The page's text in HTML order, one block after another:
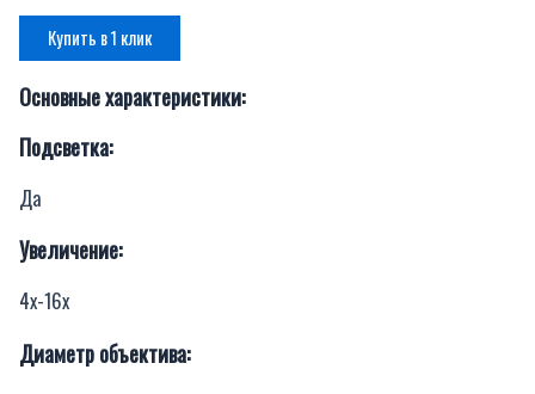
Купить в 1 клик
Основные характеристики:
Подсветка:
Да
Увеличение:
4х-16х
Диаметр объектива: